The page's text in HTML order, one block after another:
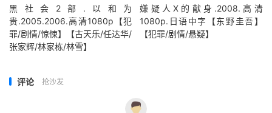
黑社会2部.以和为
贵.2005.2006.高清1080p【犯
罪/剧情/惊悚】【古天乐/任达华/
张家辉/林家栋/林雪】
嫌疑人X的献身.2008.高清
1080p.日语中字【东野圭吾】
【犯罪/剧情/悬疑】
评论 抢沙发